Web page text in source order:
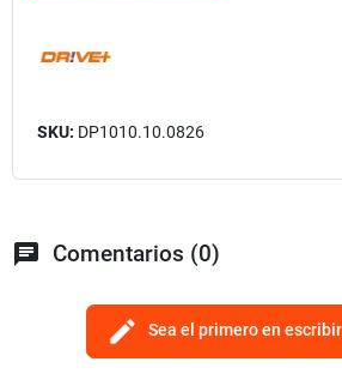
SKU: DP1010.10.0826
chat Comentarios (0)
edit Sea el primero en